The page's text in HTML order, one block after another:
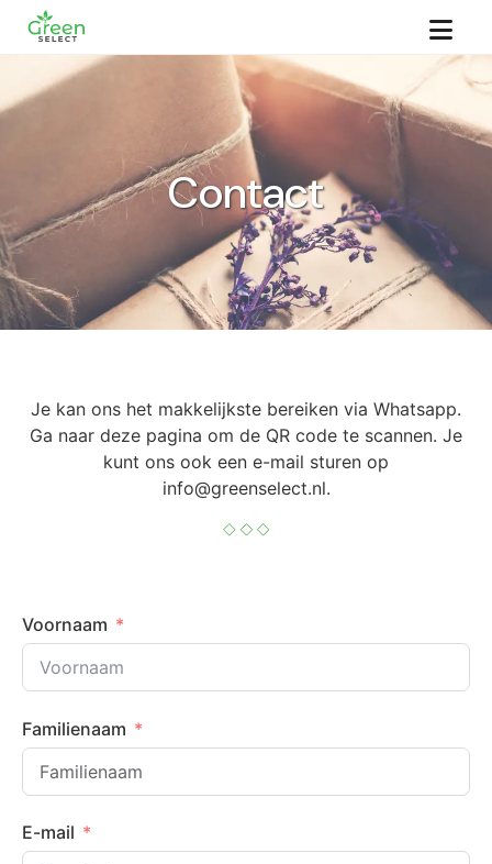
Contact
Je kan ons het makkelijkste bereiken via Whatsapp.
Ga naar deze pagina om de QR code te scannen. Je
kunt ons ook een e-mail sturen op
info@greenselect.nl.
Voornaam
Familienaam
E-mail